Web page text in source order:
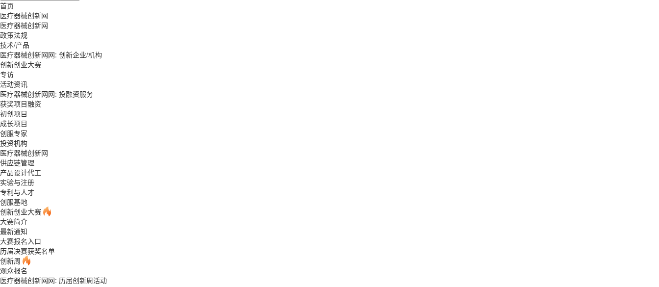
首页
医疗器械创新网
医疗器械创新网
政策法规
技术/产品
医疗器械创新网网: 创新企业/机构
创新创业大赛
专访
活动资讯
医疗器械创新网网: 投融资服务
获奖项目融资
初创项目
成长项目
创服专家
投资机构
医疗器械创新网
供应链管理
产品设计代工
实验与注册
专利与人才
创服基地
创新创业大赛
大赛简介
最新通知
大赛报名入口
历届决赛获奖名单
创新周
观众报名
医疗器械创新网网: 历届创新周活动